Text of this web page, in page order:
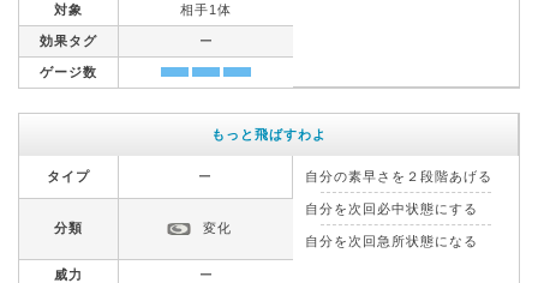
対象 相手1体
効果タグ ー
ゲージ数
もっと飛ばすわよ
タイプ ー 自分の素早さを２段階あげる
自分を次回必中状態にする
自分を次回急所状態になる
分類 変化
威力 ー